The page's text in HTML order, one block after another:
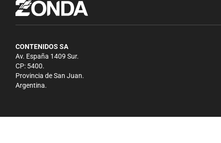
CONTENIDOS SA
Av. España 1409 Sur.
CP: 5400.
Provincia de San Juan.
Argentina.